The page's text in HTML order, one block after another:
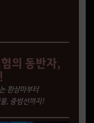
의 동반자,
환상마부터
, 중범선까지!